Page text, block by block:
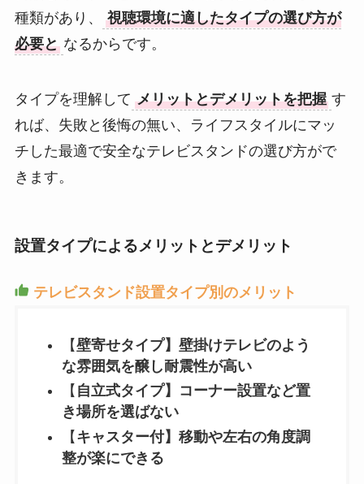
種類があり、
視聴環境に適したタイプの選び方が
必要と なるからです。
タイプを理解して メリットとデメリットを把握 す
れば、失敗と後悔の無い、ライフスタイルにマッ
チした最適で安全なテレビスタンドの選び方がで
きます。
設置タイプによるメリットとデメリット
テレビスタンド設置タイプ別のメリット
【壁寄せタイプ】壁掛けテレビのよう
な雰囲気を醸し耐震性が高い
【 自立式タイプ】コーナー設置など置
き場所を選ばない
【 キャスター付】移動や左右の角度調
整が楽にできる